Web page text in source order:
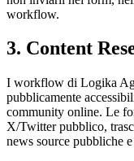
workflow.
3. Content
I workflow di Logika
pubblicamente
community online. Le
X/Twitter pubblico,
news source pubbliche